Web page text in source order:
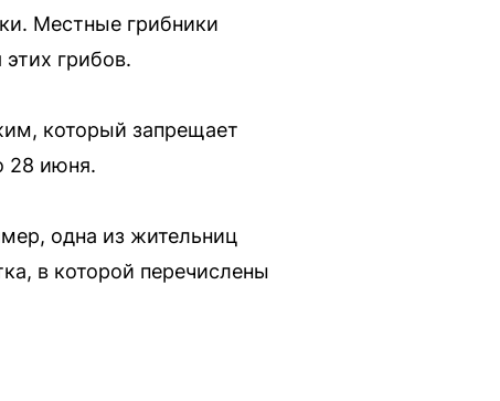
Местные грибники
грибов.
который запрещает
28 июня.
одна из жительниц
в которой перечислены